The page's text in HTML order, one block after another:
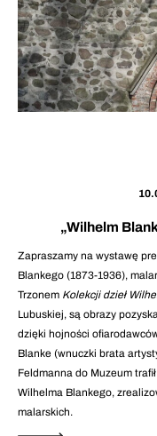
„Wilhelm
Zapraszamy na wystawę
Blankego (1873-1936),
Trzonem Kolekcji dzieł
Lubuskiej, są obrazy
dzięki hojności
Blanke (wnuczki brata
Feldmanna do Muzeum
Wilhelma Blankego,
malarskich.